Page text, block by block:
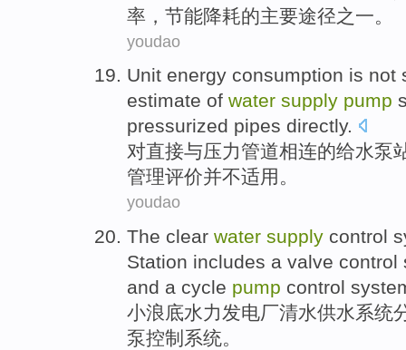
率 ，节能降耗的主要途径之一。
youdao
Unit energy consumption is not
estimate of water supply pump
pressurized pipes directly.
对直接与压力管道相连的给水泵
管理评价并不适用 。
youdao
The clear water supply control
Station includes a valve control
and a cycle pump control
小浪底水力发电厂清水供水系统
泵控制系统。